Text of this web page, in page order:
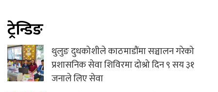
ट्रेन्डिङ
थुलुङ दुधकोशीले काठमाडौंमा सञ्चालन गरेको
प्रशासनिक सेवा शिविरमा दोश्रो दिन ९ सय ३१
जनाले लिए सेवा